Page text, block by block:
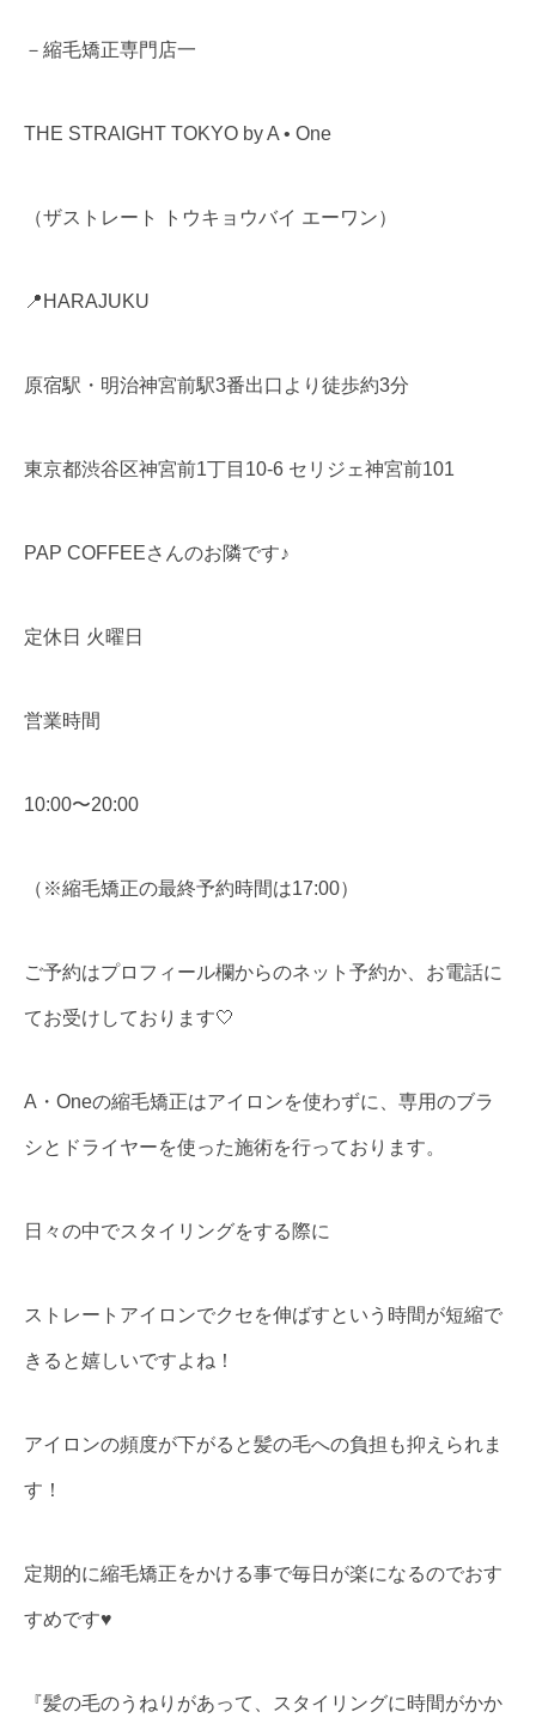
－縮毛矯正専門店一
THE STRAIGHT TOKYO by A • One
（ザストレート トウキョウバイ エーワン）
📍HARAJUKU
原宿駅・明治神宮前駅3番出口より徒歩約3分
東京都渋谷区神宮前1丁目10-6 セリジェ神宮前101
PAP COFFEEさんのお隣です♪
定休日 火曜日
営業時間
10:00〜20:00
（※縮毛矯正の最終予約時間は17:00）
ご予約はプロフィール欄からのネット予約か、お電話に
てお受けしております🤍
A・Oneの縮毛矯正はアイロンを使わずに、専用のブラ
シとドライヤーを使った施術を行っております。
日々の中でスタイリングをする際に
ストレートアイロンでクセを伸ばすという時間が短縮で
きると嬉しいですよね！
アイロンの頻度が下がると髪の毛への負担も抑えられま
す！
定期的に縮毛矯正をかける事で毎日が楽になるのでおす
すめです♥
『髪の毛のうねりがあって、スタイリングに時間がかか